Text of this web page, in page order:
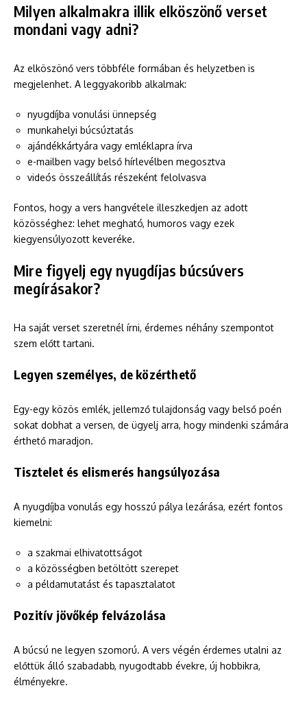
Milyen alkalmakra illik elköszönő verset
mondani vagy adni?
Az elköszönő vers többféle formában és helyzetben is
megjelenhet. A leggyakoribb alkalmak:
nyugdíjba vonulási ünnepség
munkahelyi búcsúztatás
ajándékkártyára vagy emléklapra írva
e-mailben vagy belső hírlevélben megosztva
videós összeállítás részeként felolvasva
Fontos, hogy a vers hangvétele illeszkedjen az adott
közösséghez: lehet megható, humoros vagy ezek
kiegyensúlyozott keveréke.
Mire figyelj egy nyugdíjas búcsúvers
megírásakor?
Ha saját verset szeretnél írni, érdemes néhány szempontot
szem előtt tartani.
Legyen személyes, de közérthető
Egy-egy közös emlék, jellemző tulajdonság vagy belső poén
sokat dobhat a versen, de ügyelj arra, hogy mindenki számára
érthető maradjon.
Tisztelet és elismerés hangsúlyozása
A nyugdíjba vonulás egy hosszú pálya lezárása, ezért fontos
kiemelni:
a szakmai elhivatottságot
a közösségben betöltött szerepet
a példamutatást és tapasztalatot
Pozitív jövőkép felvázolása
A búcsú ne legyen szomorú. A vers végén érdemes utalni az
előttük álló szabadabb, nyugodtabb évekre, új hobbikra,
élményekre.